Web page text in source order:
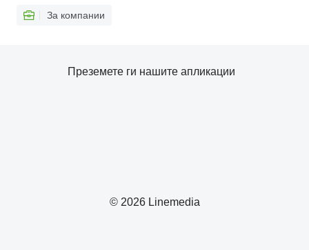
За компании
© 2026 Linemedia
Преземете ги нашите апликации